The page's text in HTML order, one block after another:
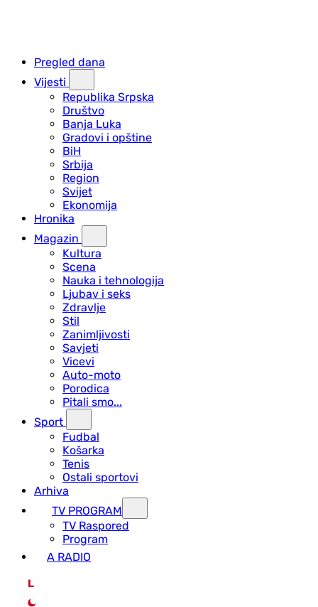
Pregled dana
Vijesti
Republika Srpska
Društvo
Banja Luka
Gradovi i opštine
BiH
Srbija
Region
Svijet
Ekonomija
Hronika
Magazin
Kultura
Scena
Nauka i tehnologija
Ljubav i seks
Zdravlje
Stil
Zanimljivosti
Savjeti
Vicevi
Auto-moto
Porodica
Pitali smo...
Sport
Fudbal
Košarka
Tenis
Ostali sportovi
Arhiva
TV PROGRAM
ТV Raspored
Program
A RADIO
L